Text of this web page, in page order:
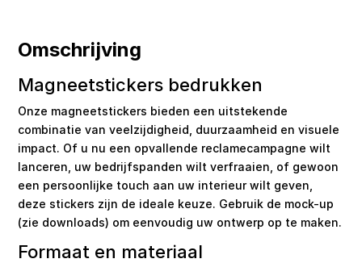
Omschrijving
Magneetstickers bedrukken
Onze magneetstickers bieden een uitstekende
combinatie van veelzijdigheid, duurzaamheid en visuele
impact. Of u nu een opvallende reclamecampagne wilt
lanceren, uw bedrijfspanden wilt verfraaien, of gewoon
een persoonlijke touch aan uw interieur wilt geven,
deze stickers zijn de ideale keuze. Gebruik de mock-up
(zie downloads) om eenvoudig uw ontwerp op te maken.
Formaat en materiaal